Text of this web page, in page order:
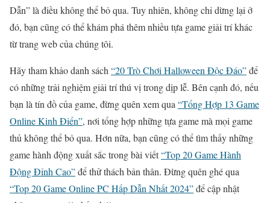
Dẫn” là điều không thể bỏ qua. Tuy nhiên, không chỉ dừng lại ở
đó, bạn cũng có thể khám phá thêm nhiều tựa game giải trí khác
từ trang web của chúng tôi.
Hãy tham khảo danh sách “20 Trò Chơi Halloween Độc Đáo”để
có những trải nghiệm giải trí thú vị trong dịp lễ. Bên cạnh đó, nếu
bạn là tín đồ của game, đừng quên xem qua “Tổng Hợp 13 Game
Online Kinh Điển”, nơi tổng hợp những tựa game mà mọi game
thủ không thể bỏ qua. Hơn nữa, bạn cũng có thể tìm thấy những
game hành động xuất sắc trong bài viết“Top 20 Game Hành
Động Đỉnh Cao”để thử thách bản thân. Đừng quên ghé qua
“Top 20 Game Online PC Hấp Dẫn Nhất 2024”để cập nhật